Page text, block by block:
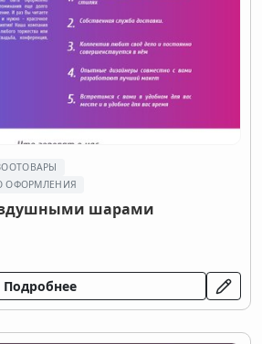
ОФОРМЛЕНИЯ
шарами
Подробнее